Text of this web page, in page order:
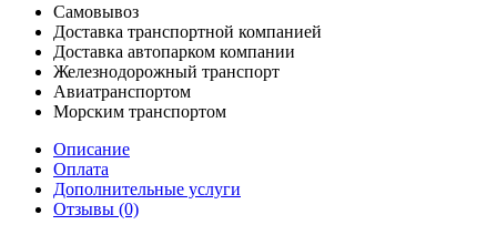
Самовывоз
Доставка транспортной компанией
Доставка автопарком компании
Железнодорожный транспорт
Авиатранспортом
Морским транспортом
Описание
Оплата
Дополнительные услуги
Отзывы (0)